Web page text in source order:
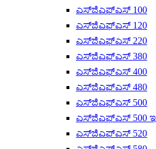
ಎಸ್‌ಜಿಎಫ್‌ಎಸ್ 100
ಎಸ್‌ಜಿಎಫ್‌ಎಸ್ 120
ಎಸ್‌ಜಿಎಫ್‌ಎಸ್ 220
ಎಸ್‌ಜಿಎಫ್‌ಎಸ್ 380
ಎಸ್‌ಜಿಎಫ್‌ಎಸ್ 400
ಎಸ್‌ಜಿಎಫ್‌ಎಸ್ 480
ಎಸ್‌ಜಿಎಫ್‌ಎಸ್ 500
ಎಸ್‌ಜಿಎಫ್‌ಎಸ್ 500 ಇ
ಎಸ್‌ಜಿಎಫ್‌ಎಸ್ 520